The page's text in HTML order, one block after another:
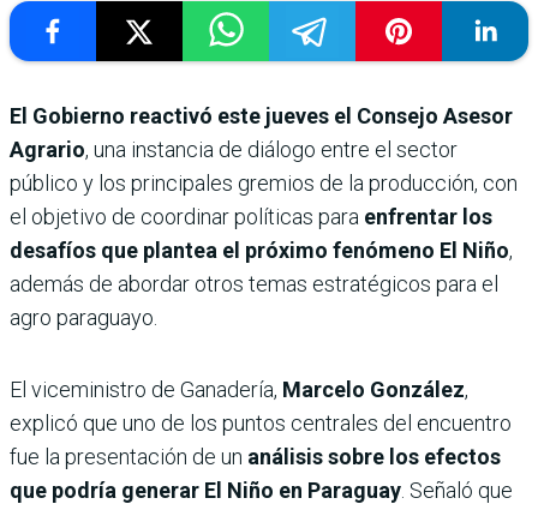
El Gobierno reactivó este jueves el Consejo Asesor
Agrario, una instancia de diálogo entre el sector
público y los principales gremios de la producción, con
el objetivo de coordinar políticas para enfrentar los
desafíos que plantea el próximo fenómeno El Niño,
además de abordar otros temas estratégicos para el
agro paraguayo.
El viceministro de Ganadería, Marcelo González,
explicó que uno de los puntos centrales del encuentro
fue la presentación de un análisis sobre los efectos
que podría generar El Niño en Paraguay. Señaló que